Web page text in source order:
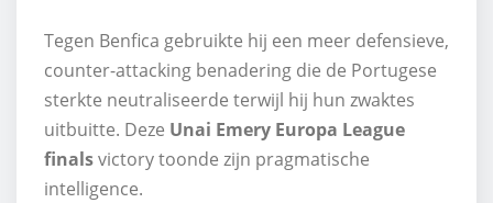
Tegen Benfica gebruikte hij een meer defensieve,
counter-attacking benadering die de Portugese
sterkte neutraliseerde terwijl hij hun zwaktes
uitbuitte. Deze Unai Emery Europa League
finalsvictory toonde zijn pragmatische
intelligence.